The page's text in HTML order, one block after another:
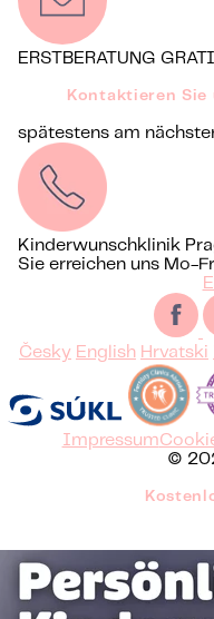
ERSTBERATUNG
Kontaktieren Sie
spätestens am
Kinderwunschklinik
Sie erreichen uns Mo-
Česky English Hrvatski
Impressum
©